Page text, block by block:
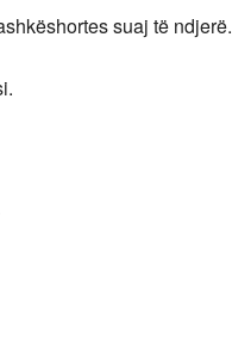
suaj të ndjerë.